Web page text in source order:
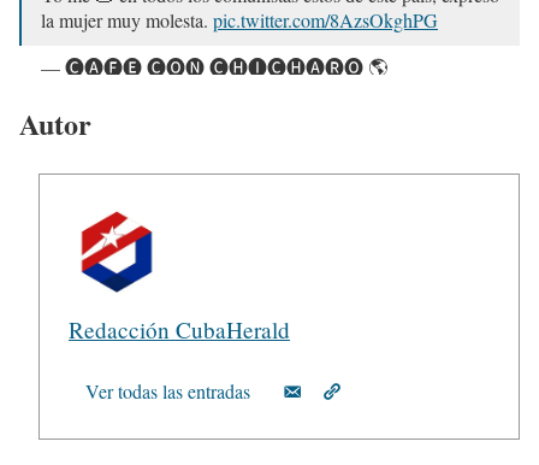
la mujer muy molesta. pic.twitter.com/8AzsOkghPG
— 🅒🅐🅕🅔 🅒🅞🅝 🅒🅗🅘🅒🅗🅐🅡🅞 🌎
Autor
Redacción CubaHerald
Ver todas las entradas